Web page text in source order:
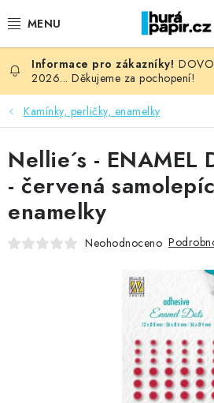
na
NOVINKY
HURÁ DÍLNA
VŠECHNO ZBOŽÍ
KNIHAŘSKÝ MATERIÁL
2026... Děkujeme za pochopení!
Kamínky, perličky, enamelky
Nellie´s - ENAMEL
- červená
enamelky
Neohodnoceno